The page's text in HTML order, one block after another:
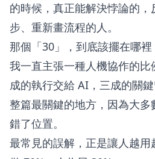
的時候，真正能解決悖論的
步、重新畫流程的人。
那個「30」，到底該擺在哪裡
我一直主張一種人機協作的
成的執行交給 AI，三成的關
整篇最關鍵的地方，因為大
錯了位置。
最常見的誤解，正是讓人越